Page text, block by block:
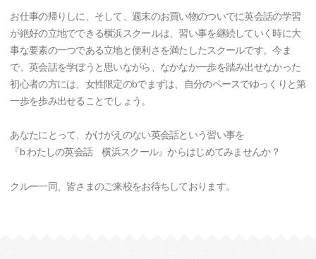
お仕事の帰りしに、そして、週末のお買い物のついでに英会話の学習
が絶好の立地でできる横浜スクールは、習い事を継続していく時に大
事な要素の一つである立地と便利さを満たしたスクールです。今ま
で、英会話を学ぼうと思いながら、なかなか一歩を踏み出せなかった
初心者の方には、女性限定のbでまずは、自分のペースでゆっくりと第
一歩を歩み出せることでしょう。
あなたにとって、かけがえのない英会話という習い事を
『b わたしの英会話 横浜スクール』からはじめてみませんか？
クルー一同、皆さまのご来校をお待ちしております。